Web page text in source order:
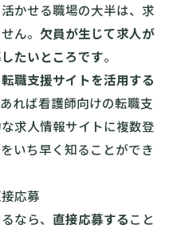
かせる職場の大半は、求
ん。 欠員が生じて求人が
たいところです。
転職支援サイトを活用する
れば看護師向けの転職支
求人情報サイトに複数登
いち早く知ることができ
応募
なら、 直接応募すること